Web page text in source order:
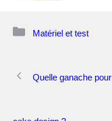
Matériel et test
des
Quelle ganache pour